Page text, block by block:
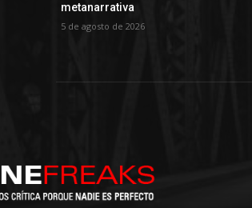
metanarrativa
5 de agosto de 2026